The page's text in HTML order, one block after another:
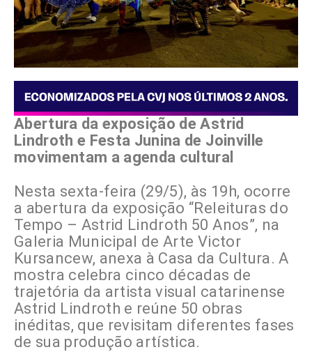
Abertura da exposição de Astrid
Lindroth e Festa Junina de Joinville
movimentam a agenda cultural
Nesta sexta-feira (29/5), às 19h, ocorre
a abertura da exposição “Releituras do
Tempo – Astrid Lindroth 50 Anos”, na
Galeria Municipal de Arte Victor
Kursancew, anexa à Casa da Cultura. A
mostra celebra cinco décadas de
trajetória da artista visual catarinense
Astrid Lindroth e reúne 50 obras
inéditas, que revisitam diferentes fases
de sua produção artística.